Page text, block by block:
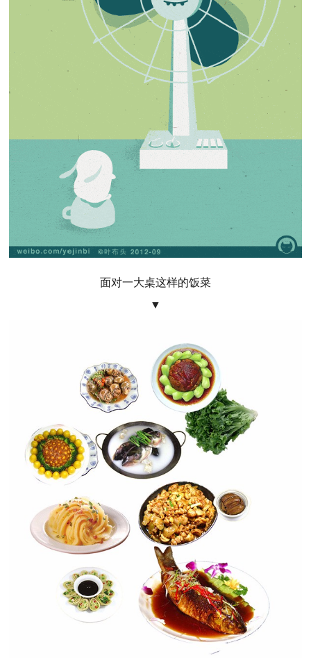
面对一大桌这样的饭菜
▼